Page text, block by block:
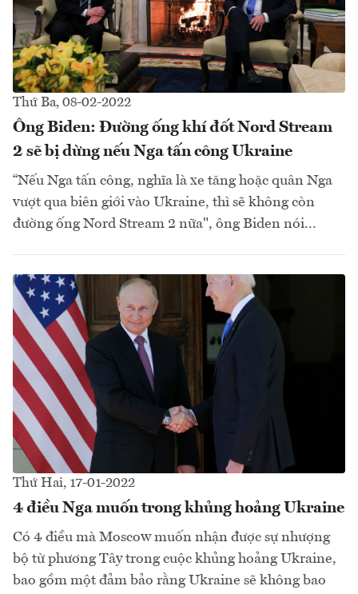
Thứ Ba, 08-02-2022
Ông Biden: Đường ống khí đốt Nord Stream
2 sẽ bị dừng nếu Nga tấn công Ukraine
“Nếu Nga tấn công, nghĩa là xe tăng hoặc quân Nga
vượt qua biên giới vào Ukraine, thì sẽ không còn
đường ống Nord Stream 2 nữa", ông Biden nói...
Thứ Hai, 17-01-2022
4 điều Nga muốn trong khủng hoảng Ukraine
Có 4 điều mà Moscow muốn nhận được sự nhượng
bộ từ phương Tây trong cuộc khủng hoảng Ukraine,
bao gồm một đảm bảo rằng Ukraine sẽ không bao